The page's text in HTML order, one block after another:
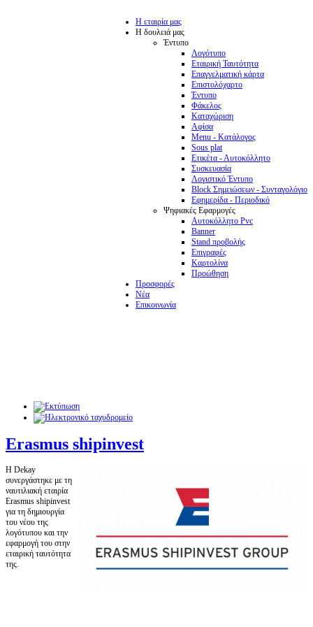
Η εταιρία μας
Η δουλειά μας
Έντυπο
Λογότυπο
Εταιρική Ταυτότητα
Επαγγελματική κάρτα
Επιστολόχαρτο
Έντυπο
Φάκελος
Καταχώριση
Αφίσα
Menu - Κατάλογος
Sous plat
Ετικέτα - Αυτοκόλλητο
Συσκευασία
Λογιστικό Έντυπο
Block Σημειώσεων - Συνταγολόγιο
Εφημερίδα - Περιοδικό
Ψηφιακές Εφαρμογές
Αυτοκόλλητο Pvc
Banner
Stand προβολής
Επιγραφές
Καρτολίνα
Προώθηση
Προσφορές
Νέα
Επικοινωνία
Erasmus shipinvest
H Dekay
συνεργάστηκε με τη
ναυτιλιακή εταιρία
Erasmus shipinvest
για τη δημιουργία
του νέου της
λογότυπου και την
εφαρμογή του στην
εταιρική ταυτότητα
της.